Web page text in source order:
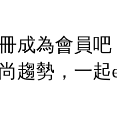
成為會員
趨勢，一起